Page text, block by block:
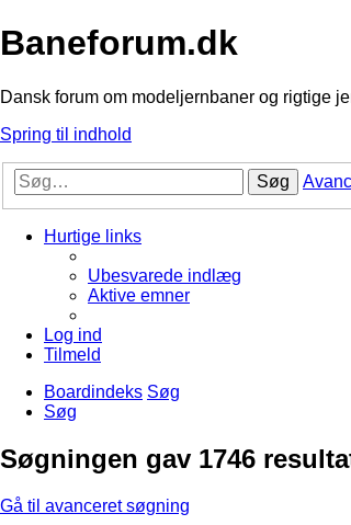
Baneforum.dk
Dansk forum om modeljernbaner og rigtige
Spring til indhold
Søg
Hurtige links
Ubesvarede indlæg
Aktive emner
Log ind
Tilmeld
Boardindeks Søg
Søg
Søgningen gav 1746
Gå til avanceret søgning